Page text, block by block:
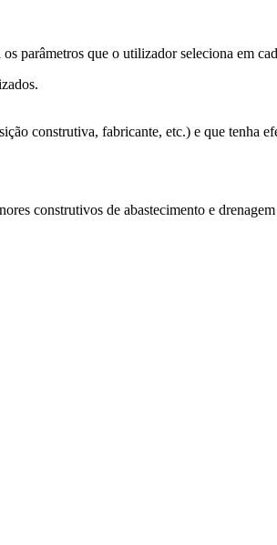
parâmetros que o utilizador seleciona em
construtiva, fabricante, etc.) e que tenha
construtivos de abastecimento e